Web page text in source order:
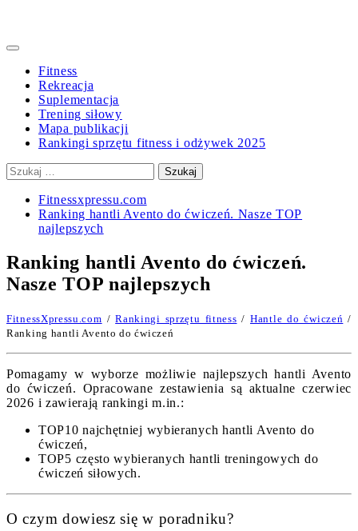
Primary
Fitness
Rekreacja
Suplementacja
Trening siłowy
Mapa publikacji
Rankingi sprzętu fitness i odżywek 2025
Szukaj:
Fitnessxpressu.com
Ranking hantli Avento do ćwiczeń. Nasze TOP
najlepszych
Ranking hantli Avento do ćwiczeń.
Nasze TOP najlepszych
FitnessXpressu.com /Rankingi sprzętu fitness / Hantle do ćwiczeń /
Ranking hantli Avento do ćwiczeń
Pomagamy w wyborze możliwie najlepszych hantli Avento
do ćwiczeń. Opracowane zestawienia są aktualne czerwiec
2026 i zawierają rankingi m.in.:
TOP10 najchętniej wybieranych hantli Avento do
ćwiczeń,
TOP5 często wybieranych hantli treningowych do
ćwiczeń siłowych.
O czym dowiesz się w poradniku?